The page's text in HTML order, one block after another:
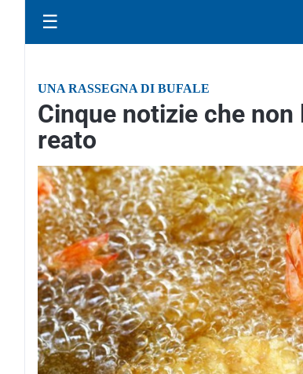
☰
UNA RASSEGNA DI BUFALE
Cinque notizie che
reato